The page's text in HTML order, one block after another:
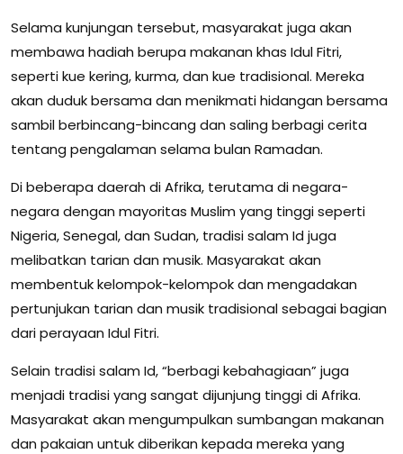
Selama kunjungan tersebut, masyarakat juga akan
membawa hadiah berupa makanan khas Idul Fitri,
seperti kue kering, kurma, dan kue tradisional. Mereka
akan duduk bersama dan menikmati hidangan bersama
sambil berbincang-bincang dan saling berbagi cerita
tentang pengalaman selama bulan Ramadan.
Di beberapa daerah di Afrika, terutama di negara-
negara dengan mayoritas Muslim yang tinggi seperti
Nigeria, Senegal, dan Sudan, tradisi salam Id juga
melibatkan tarian dan musik. Masyarakat akan
membentuk kelompok-kelompok dan mengadakan
pertunjukan tarian dan musik tradisional sebagai bagian
dari perayaan Idul Fitri.
Selain tradisi salam Id, “berbagi kebahagiaan” juga
menjadi tradisi yang sangat dijunjung tinggi di Afrika.
Masyarakat akan mengumpulkan sumbangan makanan
dan pakaian untuk diberikan kepada mereka yang